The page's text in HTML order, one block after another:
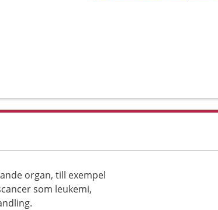
organ, till exempel
som leukemi,